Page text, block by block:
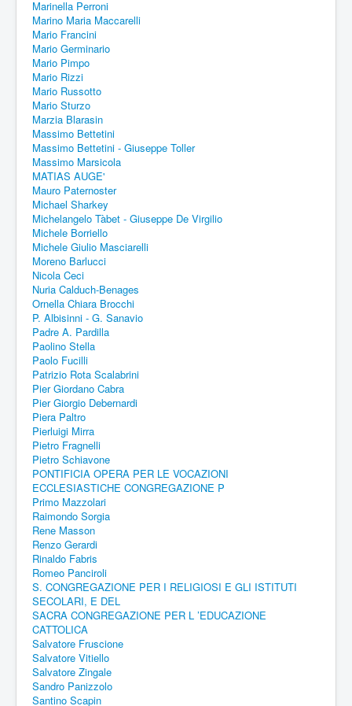
Marinella Perroni
Marino Maria Maccarelli
Mario Francini
Mario Germinario
Mario Pimpo
Mario Rizzi
Mario Russotto
Mario Sturzo
Marzia Blarasin
Massimo Bettetini
Massimo Bettetini - Giuseppe Toller
Massimo Marsicola
MATIAS AUGE'
Mauro Paternoster
Michael Sharkey
Michelangelo Tàbet - Giuseppe De Virgilio
Michele Borriello
Michele Giulio Masciarelli
Moreno Barlucci
Nicola Ceci
Nuria Calduch-Benages
Ornella Chiara Brocchi
P. Albisinni - G. Sanavio
Padre A. Pardilla
Paolino Stella
Paolo Fucilli
Patrizio Rota Scalabrini
Pier Giordano Cabra
Pier Giorgio Debernardi
Piera Paltro
Pierluigi Mirra
Pietro Fragnelli
Pietro Schiavone
PONTIFICIA OPERA PER LE VOCAZIONI
ECCLESIASTICHE CONGREGAZIONE P
Primo Mazzolari
Raimondo Sorgia
Rene Masson
Renzo Gerardi
Rinaldo Fabris
Romeo Panciroli
S. CONGREGAZIONE PER I RELIGIOSI E GLI ISTITUTI
SECOLARI, E DEL
SACRA CONGREGAZIONE PER L ’EDUCAZIONE
CATTOLICA
Salvatore Fruscione
Salvatore Vitiello
Salvatore Zingale
Sandro Panizzolo
Santino Scapin